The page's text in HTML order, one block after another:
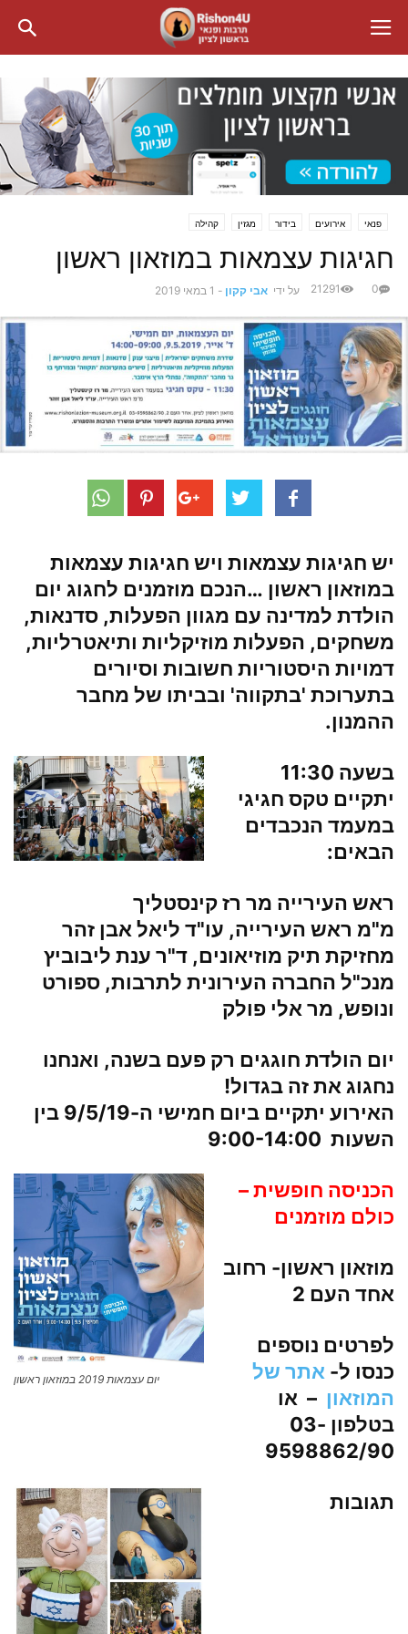
פנאי אירועים בידור מגזין קהילה
חגיגות עצמאות במוזאון ראשון
על ידי אבי קקון - 1 במאי 2019 0
21291
יש חגיגות עצמאות ויש חגיגות עצמאות
במוזאון ראשון …הנכם מוזמנים לחגוג יום
הולדת למדינה עם מגוון הפעלות, סדנאות,
משחקים, הפעלות מוזיקליות ותיאטרליות,
דמויות היסטוריות חשובות וסיורים
בתערוכת 'בתקווה' ובביתו של מחבר
ההמנון.
בשעה 11:30
יתקיים טקס חגיגי
במעמד הנכבדים
הבאים:
ראש העירייה מר רז קינסטליך
מ"מ ראש העירייה, עו"ד ליאל אבן זהר
מחזיקת תיק מוזיאונים, ד"ר ענת ליבוביץ
מנכ"ל החברה העירונית לתרבות, ספורט
ונופש, מר אלי פולק
יום הולדת חוגגים רק פעם בשנה, ואנחנו
נחגוג את זה בגדול!
האירוע יתקיים ביום חמישי ה-9/5/19 בין
השעות 9:00-14:00
יום עצמאות 2019 במוזאון ראשון
הכניסה חופשית –
כולם מוזמנים
מוזאון ראשון- רחוב
אחד העם 2
לפרטים נוספים
כנסו ל- אתר של
המוזאון – או
בטלפון 03-
9598862/90
תגובות